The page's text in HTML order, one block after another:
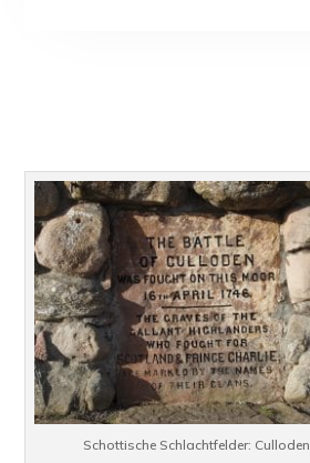
Schottische Schlachtfelder: Culloden